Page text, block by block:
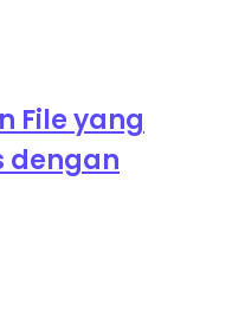
File yang
dengan